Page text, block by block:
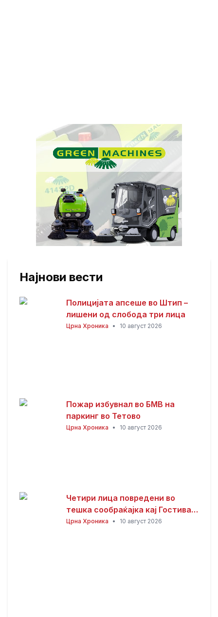
Најнови вести
Полицијата апсеше во Штип –
лишени од слобода три лица
Црна Хроника • 10 август 2026
Пожар избувнал во БМВ на
паркинг во Тетово
Црна Хроника • 10 август 2026
Четири лица повредени во
тешка сообраќајка кај Гостивар,
судир меѓу четири автомобили
Црна Хроника • 10 август 2026